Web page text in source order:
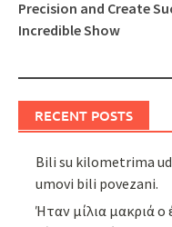
Precision and Create
Incredible Show
RECENT POSTS
Bili su kilometrima
umovi bili povezani.
Ήταν μίλια μακριά